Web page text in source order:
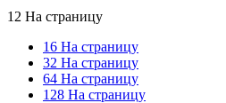
12 На страницу
16 На страницу
32 На страницу
64 На страницу
128 На страницу